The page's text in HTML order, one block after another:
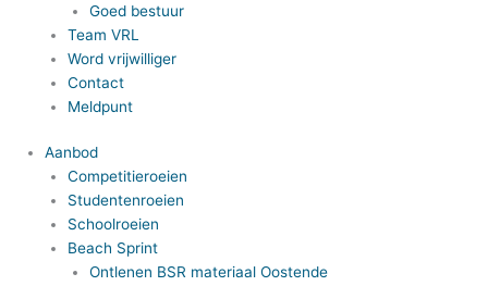
Goed bestuur
Team VRL
Word vrijwilliger
Contact
Meldpunt
Aanbod
Competitieroeien
Studentenroeien
Schoolroeien
Beach Sprint
Ontlenen BSR materiaal Oostende